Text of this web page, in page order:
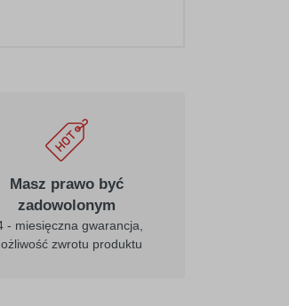
Masz prawo być
zadowolonym
- miesięczna gwarancja,
zwrotu produktu